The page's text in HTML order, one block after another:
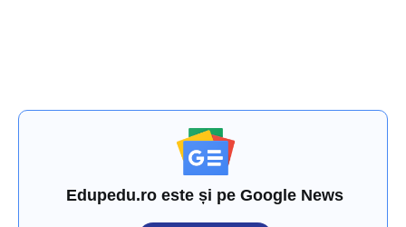
Edupedu.ro este și pe Google News